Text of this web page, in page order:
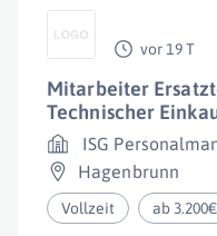
vor 19 T
Mitarbeiter
Technischer
ISG
Hagenbrunn
Vollzeit ab